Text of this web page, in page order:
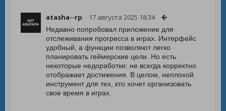
atasha--rp 17 августа 2025 18:34
Недавно попробовал приложение для
отслеживания прогресса в играх. Интерфейс
удобный, а функции позволяют легко
планировать геймерские цели. Но есть
некоторые недоработки: не всегда корректно
отображает достижения. В целом, неплохой
инструмент для тех, кто хочет организовать
свое время в играх.